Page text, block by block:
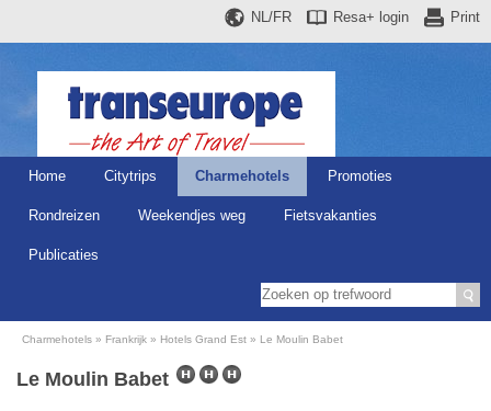
Print
Resa+ login
NL/FR
Home Citytrips Charmehotels Promoties
Rondreizen Weekendjes weg Fietsvakanties
Publicaties
Charmehotels Frankrijk Hotels Grand Est Le Moulin Babet
Le Moulin Babet